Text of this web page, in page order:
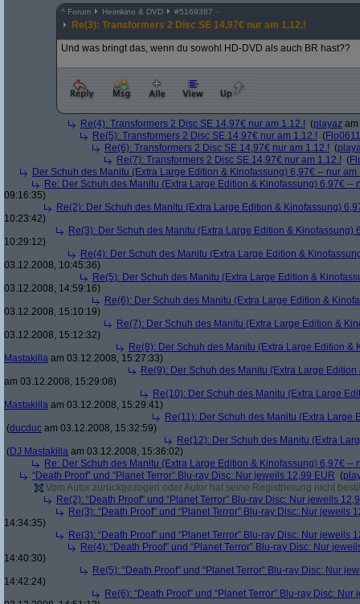
^ Forum Heimkino & DVD #5169387
Re(3): Transformers 2 Disc SE 14,97€ nur am 1.12.!
Und was bringt das, wenn du sowohl HD-DVD als auch BR hast??
Re(4): Transformers 2 Disc SE 14,97€ nur am 1.12.! (playaz
Re(5): Transformers 2 Disc SE 14,97€ nur am 1.12.! (
Re(6): Transformers 2 Disc SE 14,97€ nur am 1.12.! (
Re(7): Transformers 2 Disc SE 14,97€ nur am 1.12.! (
Der Schuh des Manitu (Extra Large Edition & Kinofassung) 6,97€ -- nur am
Re: Der Schuh des Manitu (Extra Large Edition & Kinofassung) 6,97€ --
09:16:35)
Re(2): Der Schuh des Manitu (Extra Large Edition & Kinofassung)
10:23:42)
Re(3): Der Schuh des Manitu (Extra Large Edition & Kinofassung)
10:29:12)
Re(4): Der Schuh des Manitu (Extra Large Edition &
03.12.2008, 10:45:36)
Re(5): Der Schuh des Manitu (Extra Large Edition &
03.12.2008, 14:59:16)
Re(6): Der Schuh des Manitu (Extra Large Edition &
03.12.2008, 15:10:19)
Re(7): Der Schuh des Manitu (Extra Large Edition &
03.12.2008, 15:12:32)
Re(8): Der Schuh des Manitu (Extra Large Edition &
Mastakilla am 03.12.2008, 15:27:33)
Re(9): Der Schuh des Manitu (Extra Large
am 03.12.2008, 15:29:08)
Re(10): Der Schuh des Manitu (Extra Large
Mastakilla am 03.12.2008, 15:29:41)
Re(11): Der Schuh des Manitu (Extra Large
(ducduc am 03.12.2008, 15:32:59)
Re(12): Der Schuh des Manitu (Extra
(DJ Mastakilla am 03.12.2008, 15:36:02)
Re: Der Schuh des Manitu (Extra Large Edition & Kinofassung) 6,97€ --
“Death Proof” und “Planet Terror” Blu-ray Disc: Nur jeweils 12,99 EUR (
Vom Autor zurückgezogen oder Autor hat seine Registrierung nicht
Re(2): “Death Proof” und “Planet Terror” Blu-ray Disc: Nur jeweils
Re(3): “Death Proof” und “Planet Terror” Blu-ray Disc: Nur jeweils
14:34:35)
Re(3): “Death Proof” und “Planet Terror” Blu-ray Disc: Nur jeweils
Re(4): “Death Proof” und “Planet Terror” Blu-ray Disc: Nur
14:40:30)
Re(5): “Death Proof” und “Planet Terror” Blu-ray Disc: Nur
14:42:24)
Re(6): “Death Proof” und “Planet Terror” Blu-ray Disc: